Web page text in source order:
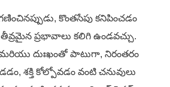
కొంతసేపు కనిపించడం
ప్రభావాలు కలిగి ఉండవచ్చు.
దుఃఖంతో పాటుగా, నిరంతరం
శక్తి కోల్పోవడం వంటి చనువులు